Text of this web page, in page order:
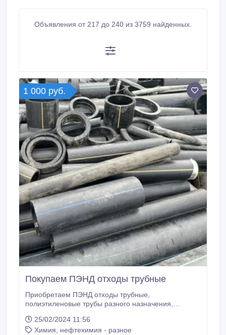
Объявления от 217 до 240 из 3759 найденных.
1 000 руб.
Покупаем ПЭНД отходы трубные
Приобретаем ПЭНД отходы трубные,
полиэтиленовые трубы разного назначения,
газоснабжения, ПЭ трубы для газа из полиэтилена
ПЭ-80, Трубы из полиэтилена для газопроводов,
25/02/2024 11:56
Химия, нефтехимия - разное